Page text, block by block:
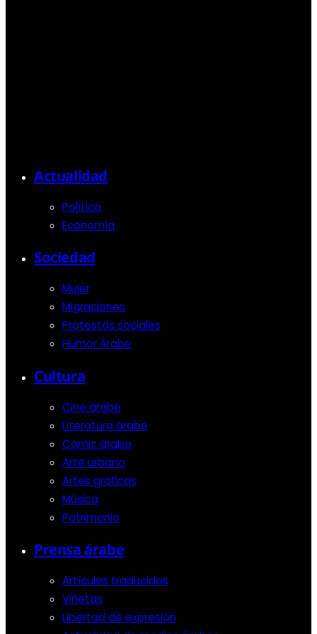
Actualidad
Política
Economía
Sociedad
Mujer
Migraciones
Protestas sociales
Humor Árabe
Cultura
Cine árabe
Literatura árabe
Cómic árabe
Arte urbano
Artes gráficas
Música
Patrimonio
Prensa árabe
Artículos traducidos
Viñetas
Libertad de expresión